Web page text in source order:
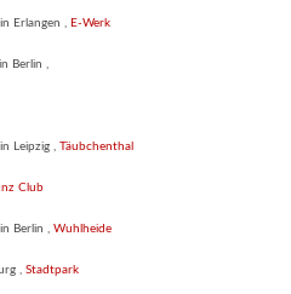
in Erlangen , E-Werk
in Berlin ,
in Leipzig , Täubchenthal
Club
in Berlin , Wuhlheide
, Stadtpark